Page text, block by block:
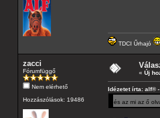
TDCI Űrhajó
zacci
Fórumfüggő
Nem elérhető
Hozzászólások: 19486
« Új
Idézetet írta: alf®
és az mi az ő